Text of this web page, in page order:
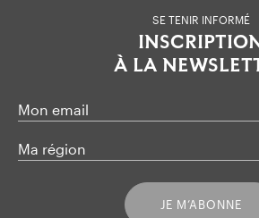
SE TENIR INFORMÉ
À LA
Mon email
Ma région
JE M’ABONNE